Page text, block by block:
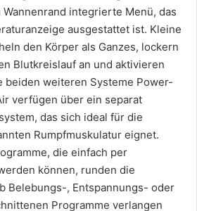
integrierte Menü, das
ausgestattet ist. Kleine
den Körper als Ganzes, lockern
Blutkreislauf an und aktivieren
beiden weiteren Systeme Power-
verfügen über ein separat
das sich ideal für die
Rumpfmuskulatur eignet.
die einfach per
können, runden die
Belebungs-, Entspannungs- oder
Programme verlangen